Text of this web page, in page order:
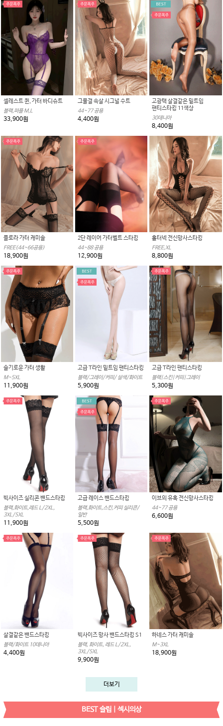
셀레스트 퀸, 가터 바디슈트
블랙,퍼플 M,L
33,900원
그물결 속살 시그널 수트
44~77 공용
4,400원
고광택 살결같은 밑트임
팬티스타킹 11색상
30데니아
8,400원
플로라 가터 캐미솔
FREE(44~66공용)
18,900원
2단 레이어 가터벨트 스타킹
44~88 공용
12,900원
홀터넥 전신망사스타킹
FREE,XL
8,800원
슬기로운 가터 생활
M~5XL
11,900원
고급 T라인 밑트임 팬티스타킹
블랙/그레이/커피/ 살색/화이트
5,900원
고급 T라인 팬티스타킹
블랙|스킨|커피|그레이
5,300원
빅사이즈 실리콘 밴드스타킹
블랙,화이트,레드 L/2XL,
3XL/5XL
11,900원
고급 레이스 밴드스타킹
블랙,화이트,스킨,커피 실리콘/
일반
5,500원
이브의 유혹 전신망사스타킹
44~77 공용
6,600원
살결같은 밴드스타킹
블랙/화이트 10데니아
4,400원
빅사이즈 망사 밴드스타킹 S1
블랙, 화이트, 레드 L/2XL,
3XL/5XL
9,900원
하네스 가터 캐미솔
M~3XL
18,900원
더보기
BEST 슬립 | 섹시의상